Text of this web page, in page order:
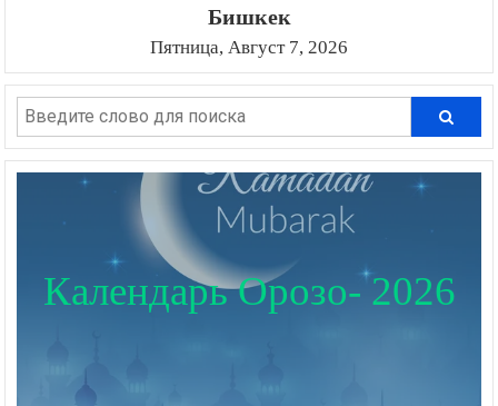
Бишкек
Пятница, Август 7, 2026
Календарь Орозо- 2026